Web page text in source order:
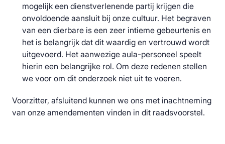
mogelijk een dienstverlenende partij krijgen die
onvoldoende aansluit bij onze cultuur. Het begraven
van een dierbare is een zeer intieme gebeurtenis en
het is belangrijk dat dit waardig en vertrouwd wordt
uitgevoerd. Het aanwezige aula-personeel speelt
hierin een belangrijke rol. Om deze redenen stellen
we voor om dit onderzoek niet uit te voeren.
Voorzitter, afsluitend kunnen we ons met inachtneming
van onze amendementen vinden in dit raadsvoorstel.